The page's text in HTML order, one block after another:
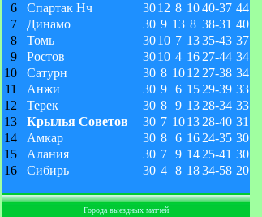
6
Спартак Нч 3012 8 1040-37 44
7
Динамо 30 9 13 8 38-31 40
8
Томь 3010 7 1335-43 37
9
Ростов 3010 4 16 27-44 34
10
Сатурн 30 8 1012 27-38 34
11
Анжи 30 9 6 15 29-39 33
12
Терек 30 8 9 13 28-34 33
13
Крылья Советов 30 7 1013 28-40 31
14
Амкар 30 8 6 16 24-35 30
15
Алания 30 7 9 14 25-41 30
16
Сибирь 30 4 8 1834-58 20
Города выездных матчей